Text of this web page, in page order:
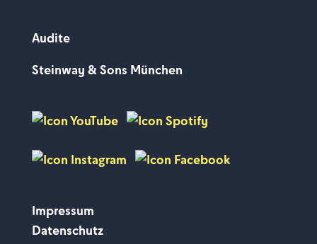
Audite
Steinway & Sons München
Impressum
Datenschutz